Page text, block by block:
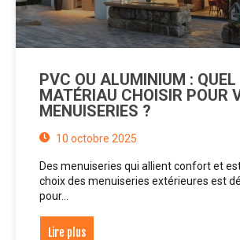
PVC OU ALUMINIUM : QUEL
MATÉRIAU CHOISIR POUR
MENUISERIES ?
10 octobre 2025
Des menuiseries qui allient confort et
choix des menuiseries extérieures est
pour…
Lire plus